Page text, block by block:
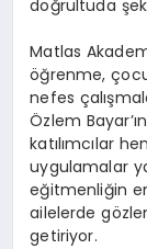
doğrultuda ş
Matlas
öğrenme,ç
nefes çalış
Özlem Bayar’ı
katılımcılar
uygulamalar
eğitmenliğin
ailelerde gö
getiriyor.